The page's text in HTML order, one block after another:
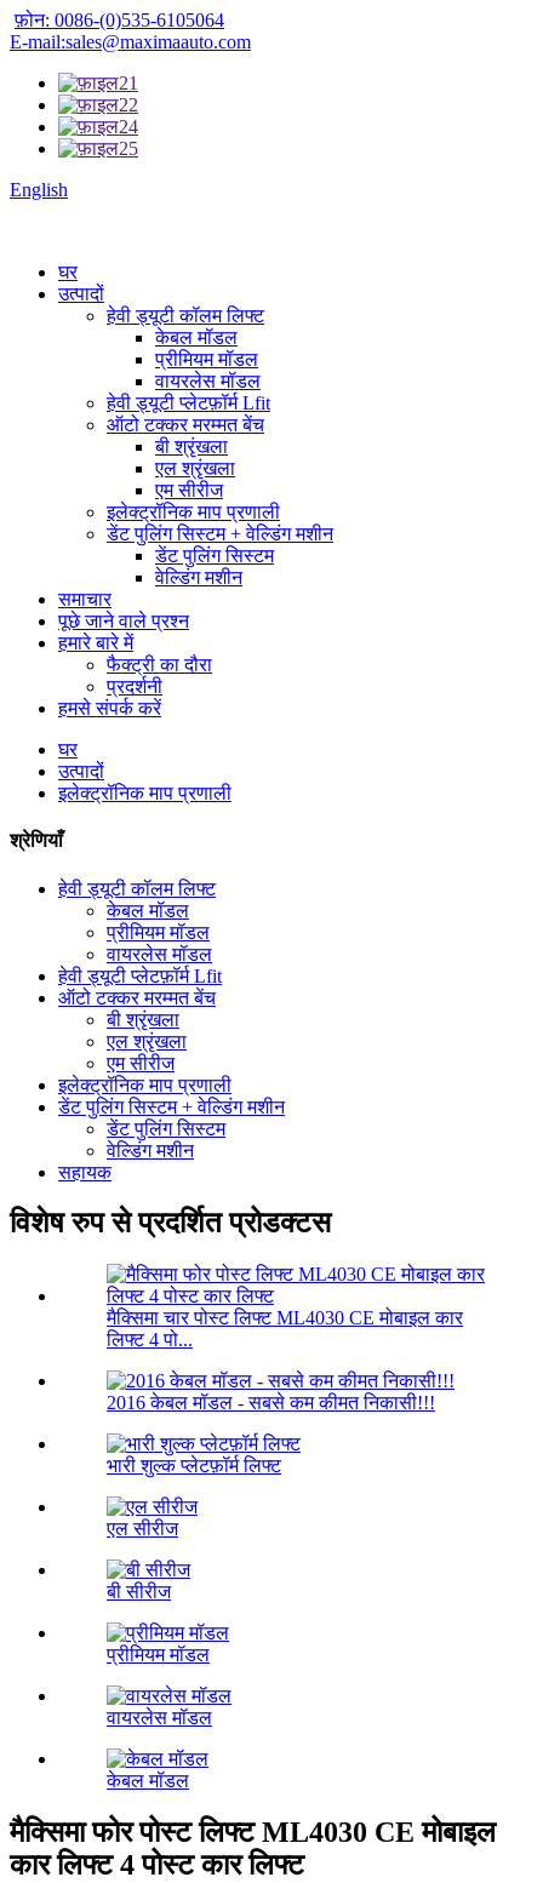
फ़ोन: 0086-(0)535-6105064
E-mail:sales@maximaauto.com
English
घर
उत्पादों
हेवी ड्यूटी कॉलम लिफ्ट
केबल मॉडल
प्रीमियम मॉडल
वायरलेस मॉडल
हेवी ड्यूटी प्लेटफ़ॉर्म Lfit
ऑटो टक्कर मरम्मत बेंच
बी श्रृंखला
एल श्रृंखला
एम सीरीज
इलेक्ट्रॉनिक माप प्रणाली
डेंट पुलिंग सिस्टम + वेल्डिंग मशीन
डेंट पुलिंग सिस्टम
वेल्डिंग मशीन
समाचार
पूछे जाने वाले प्रश्न
हमारे बारे में
फैक्ट्री का दौरा
प्रदर्शनी
हमसे संपर्क करें
घर
उत्पादों
इलेक्ट्रॉनिक माप प्रणाली
श्रेणियाँ
हेवी ड्यूटी कॉलम लिफ्ट
केबल मॉडल
प्रीमियम मॉडल
वायरलेस मॉडल
हेवी ड्यूटी प्लेटफ़ॉर्म Lfit
ऑटो टक्कर मरम्मत बेंच
बी श्रृंखला
एल श्रृंखला
एम सीरीज
इलेक्ट्रॉनिक माप प्रणाली
डेंट पुलिंग सिस्टम + वेल्डिंग मशीन
डेंट पुलिंग सिस्टम
वेल्डिंग मशीन
सहायक
विशेष रुप से प्रदर्शित प्रोडक्टस
मैक्सिमा चार पोस्ट लिफ्ट ML4030 CE मोबाइल कार
लिफ्ट 4 पो...
2016 केबल मॉडल - सबसे कम कीमत निकासी!!!
भारी शुल्क प्लेटफ़ॉर्म लिफ्ट
एल सीरीज
बी सीरीज
प्रीमियम मॉडल
वायरलेस मॉडल
केबल मॉडल
मैक्सिमा फोर पोस्ट लिफ्ट ML4030 CE मोबाइल
कार लिफ्ट 4 पोस्ट कार लिफ्ट